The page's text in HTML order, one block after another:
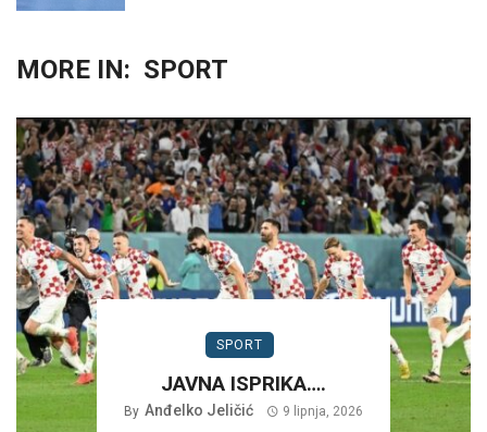
MORE IN: SPORT
SPORT
JAVNA ISPRIKA….
By Anđelko Jeličić 9 lipnja, 2026